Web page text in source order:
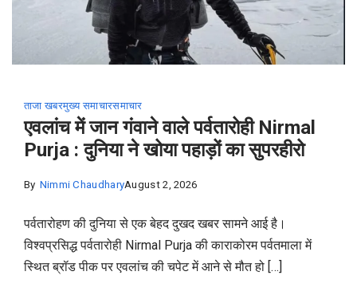
ताजा खबरमुख्य समाचारसमाचार
एवलांच में जान गंवाने वाले पर्वतारोही Nirmal
Purja : दुनिया ने खोया पहाड़ों का सुपरहीरो
By Nimmi ChaudharyAugust 2, 2026
पर्वतारोहण की दुनिया से एक बेहद दुखद खबर सामने आई है।
विश्वप्रसिद्ध पर्वतारोही Nirmal Purja की काराकोरम पर्वतमाला में
स्थित ब्रॉड पीक पर एवलांच की चपेट में आने से मौत हो […]